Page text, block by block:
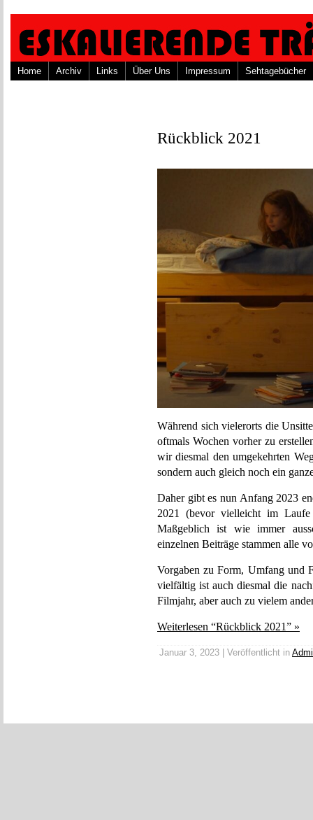
Home Archiv Links Über Uns Impressum Sehtagebücher
Rückblick 2021
Während sich vielerorts die
oftmals Wochen vorher zu
wir diesmal den umgekehrten
sondern auch gleich noch ein
Daher gibt es nun Anfang 2023
2021 (bevor vielleicht im
Maßgeblich ist wie immer
einzelnen Beiträge stammen alle
Vorgaben zu Form, Umfang und
vielfältig ist auch diesmal die
Filmjahr, aber auch zu vielem
Weiterlesen “Rückblick 2021” »
Januar 3, 2023 | Veröffentlicht in